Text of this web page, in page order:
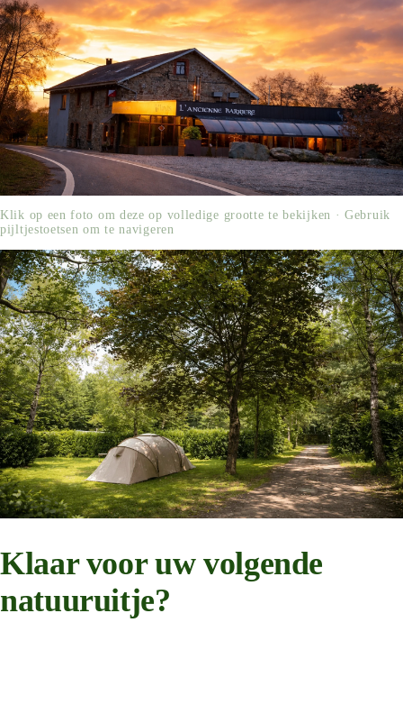
Klik op een foto om deze op volledige grootte te bekijken · Gebruik
pijltjestoetsen om te navigeren
Klaar voor uw volgende
natuuruitje?